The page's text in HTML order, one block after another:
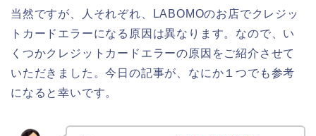
当然ですが、人それぞれ、LABOMOのお店でクレジッ
トカードエラーになる原因は異なります。なので、い
くつかクレジットカードエラーの原因をご紹介させて
いただきました。今日の記事が、なにか１つでも参考
になると幸いです。